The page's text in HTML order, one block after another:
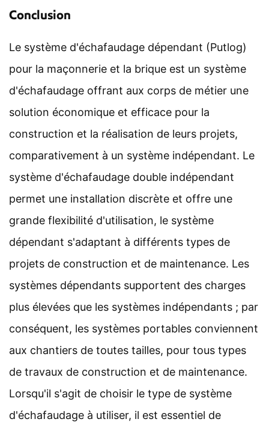
Conclusion
Le système d'échafaudage dépendant (Putlog)
pour la maçonnerie et la brique est un système
d'échafaudage offrant aux corps de métier une
solution économique et efficace pour la
construction et la réalisation de leurs projets,
comparativement à un système indépendant. Le
système d'échafaudage double indépendant
permet une installation discrète et offre une
grande flexibilité d'utilisation, le système
dépendant s'adaptant à différents types de
projets de construction et de maintenance. Les
systèmes dépendants supportent des charges
plus élevées que les systèmes indépendants ; par
conséquent, les systèmes portables conviennent
aux chantiers de toutes tailles, pour tous types
de travaux de construction et de maintenance.
Lorsqu'il s'agit de choisir le type de système
d'échafaudage à utiliser, il est essentiel de